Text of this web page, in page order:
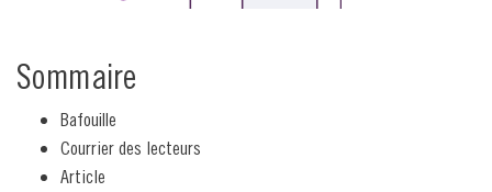
Sommaire
Bafouille
Courrier des lecteurs
Article